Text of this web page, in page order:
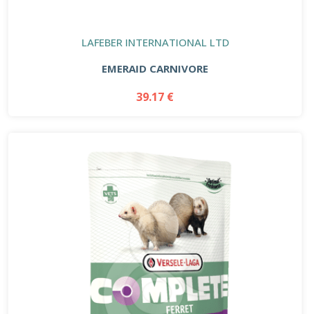
LAFEBER INTERNATIONAL LTD
EMERAID CARNIVORE
39.17 €